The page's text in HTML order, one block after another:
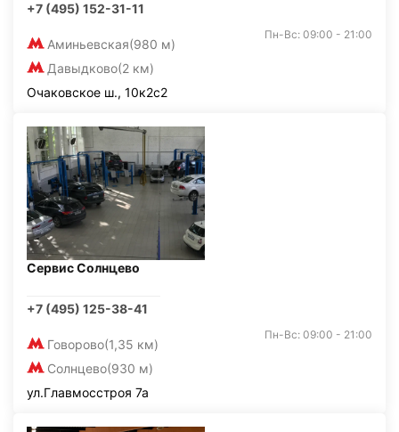
+7 (495) 152-31-11
Аминьевская(980 м)
Давыдково(2 км)
Пн-Вс: 09:00 - 21:00
Очаковское ш., 10к2с2
Сервис Солнцево
+7 (495) 125-38-41
Говорово(1,35 км)
Солнцево(930 м)
Пн-Вс: 09:00 - 21:00
ул.Главмосстроя 7а